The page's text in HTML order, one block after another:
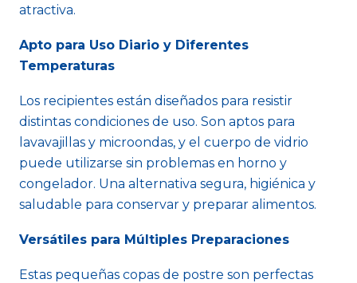
atractiva.
Apto para Uso Diario y Diferentes
Temperaturas
Los recipientes están diseñados para resistir
distintas condiciones de uso. Son aptos para
lavavajillas y microondas, y el cuerpo de vidrio
puede utilizarse sin problemas en horno y
congelador. Una alternativa segura, higiénica y
saludable para conservar y preparar alimentos.
Versátiles para Múltiples Preparaciones
Estas pequeñas copas de postre son perfectas